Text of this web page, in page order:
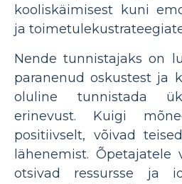
kooliskäimisest kuni
ja
Nende tunnistajaks on
paranenud oskustest ja
oluline tunnistada
erinevust. Kuigi
positiivselt, võivad
lähenemist. Õpetajatele
otsivad ressursse ja